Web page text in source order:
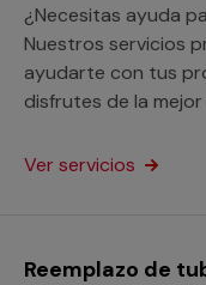
¿Necesitas ayuda
Nuestros servicios
ayudarte con tus
disfrutes de la
Ver servicios
Reemplazo de